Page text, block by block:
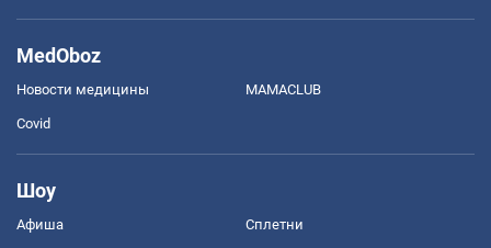
MedOboz
Новости медицины MAMACLUB
Covid
Шоу
Афиша Сплетни